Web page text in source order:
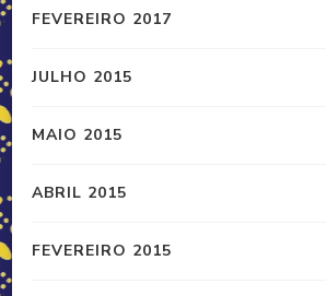
FEVEREIRO 2017
JULHO 2015
MAIO 2015
ABRIL 2015
FEVEREIRO 2015